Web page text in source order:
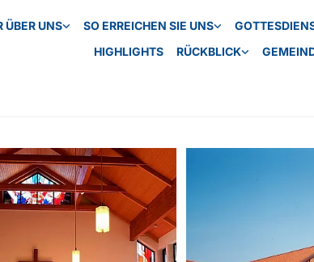
ÜBER UNS SO ERREICHEN SIE UNS
HIGHLIGHTS
RÜCKBLICK